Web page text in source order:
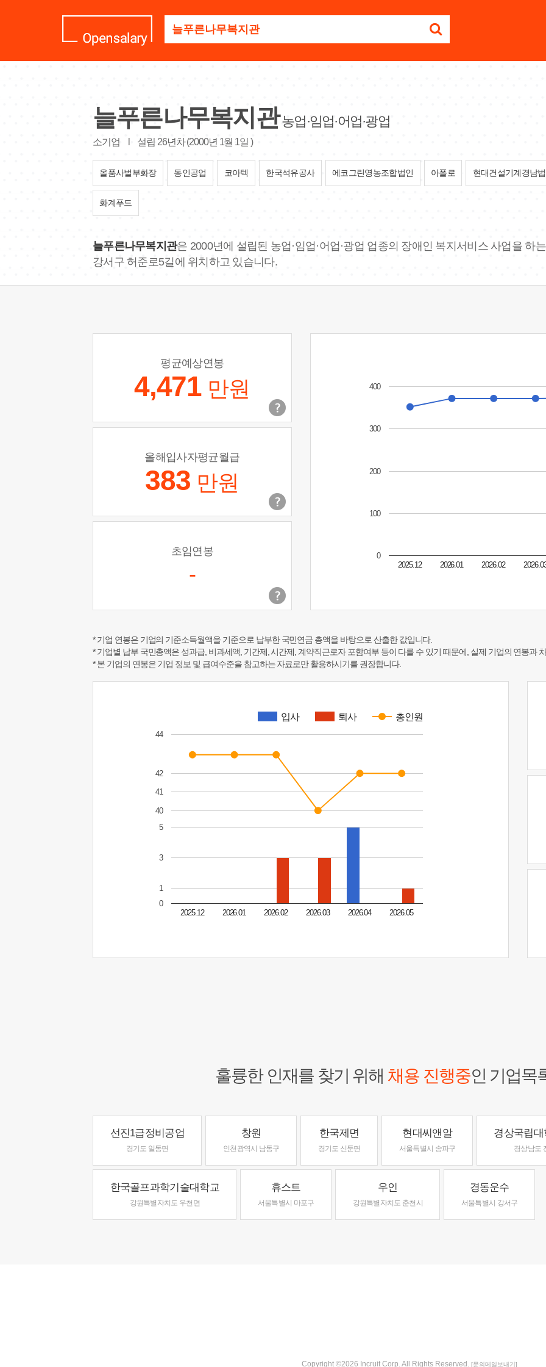
명
요
늘푸른나무복지관 농업·임업·어업·광업
소기업 설립 26년차 (2000년 1월 1일 )
올품사벌부화장 동인공업 코아텍 한국석유공사 에코그린영농조합법인 아폴로 현대건설기계경남
화계푸드
늘푸른나무복지관은 2000년에 설립된 농업·임업·어업·광업 업종의 장애인 복지서비스 사업을 하
강서구 허준로5길에 위치하고 있습니다.
평균예상연봉
4,471 만원
올해입사자평균월급
383 만원
초임연봉
- 2025.12 2026.01 2026.02
0
100
200
300
400
* 기업 연봉은 기업의 기준소득월액을 기준으로 납부한 국민연금 총액을 바탕으로 산출한 값입니다.
* 기업별 납부 국민총액은 성과급, 비과세액, 기간제, 시간제, 계약직근로자 포함여부 등이 다를 수 있기 때문에, 실제 기업의 연봉과
* 본 기업의 연봉은 기업 정보 및 급여수준을 참고하는 자료로만 활용하시기를 권장합니다.
입사 퇴사 총인원
2025.12 2026.01 2026.02 2026.03 2026.04 2026.05
0
1
3
5
40
41
42
44
훌륭한 인재를 찾기 위해 채용 진행중인 기업목
선진1급정비공업
경기도 일동면
창원
인천광역시 남동구
한국제면
경기도 신둔면
현대씨앤알
서울특별시 송파구
경상국립
경상남도
한국골프과학기술대학교
강원특별자치도 우천면
휴스트
서울특별시 마포구
우인
강원특별자치도 춘천시
경동운수
서울특별시 강서구
Copyright ©2026 Incruit Corp. All Rights Reserved. [문의메일보내기]